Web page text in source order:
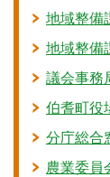
地域整備
地域整備
議会事務
伯耆町役
分庁総合
農業委員